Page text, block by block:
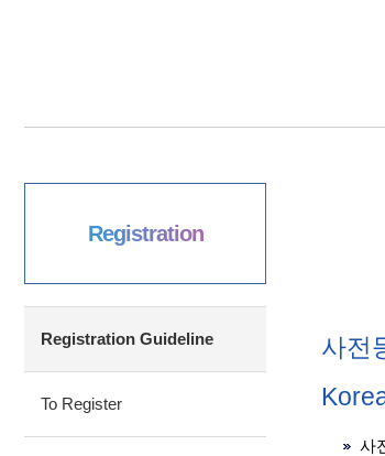
Registration
Registration Guideline
To Register
사전
사